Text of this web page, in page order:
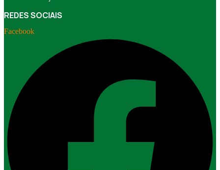
REDES SOCIAIS
Facebook